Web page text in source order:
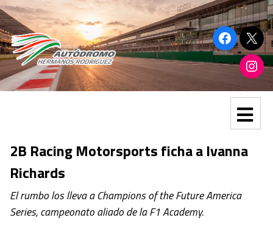
2B Racing Motorsports ficha a Ivanna
Richards
El rumbo los lleva a Champions of the Future America
Series, campeonato aliado de la F1 Academy.